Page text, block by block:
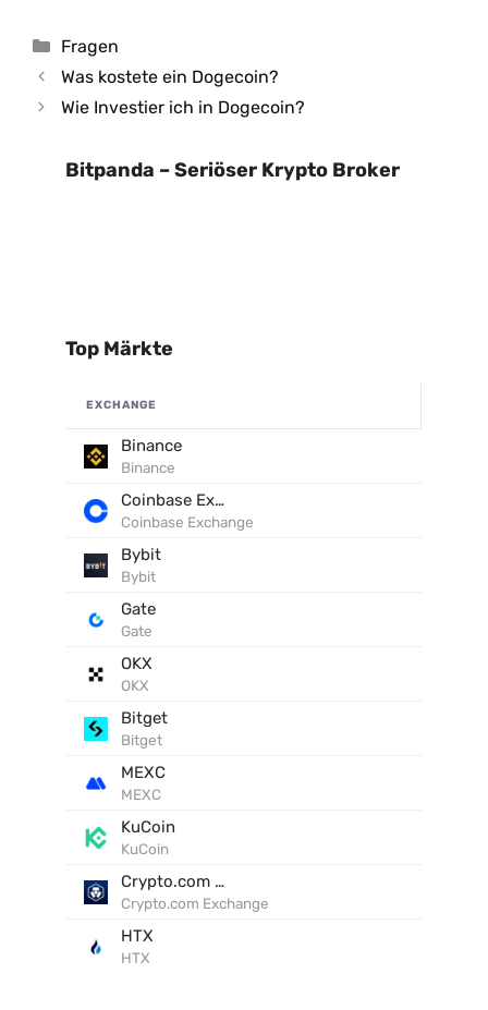
Kategorien
Fragen
Was kostete ein Dogecoin?
Wie Investier ich in Dogecoin?
Bitpanda – Seriöser Krypto Broker
Top Märkte
EXCHANGE
Binance
Binance
Coinbase Exchange
Coinbase Exchange
Bybit
Bybit
Gate
Gate
OKX
OKX
Bitget
Bitget
MEXC
MEXC
KuCoin
KuCoin
Crypto.com Exchange
Crypto.com Exchange
HTX
HTX